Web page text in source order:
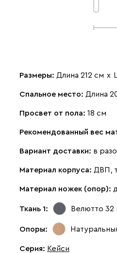
Размеры: Длина 212 см х
Спальное место: Длина
Просвет от пола: 18 см
Рекомендованный вес
Вариант доставки: в
Материал корпуса: ДВП,
Материал ножек (опор):
Ткань 1: Велютто 32
Опоры:
Серия: Кейси